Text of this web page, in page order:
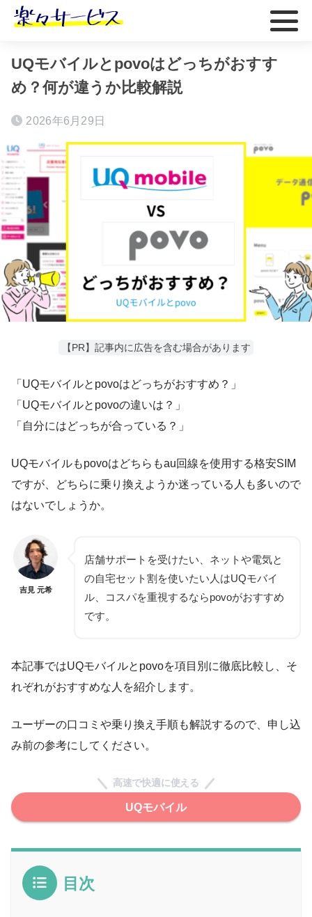
ホーム おすすめ
UQモバイルとpovoはどっちがおすす
め？何が違うか比較解説
2026年6月29日
【PR】記事内に広告を含む場合があります
「UQモバイルとpovoはどっちがおすすめ？」
「UQモバイルとpovoの違いは？」
「自分にはどっちが合っている？」
UQモバイルもpovoはどちらもau回線を使用する格安SIM
ですが、どちらに乗り換えようか迷っている人も多いので
はないでしょうか。
吉見 元希
店舗サポートを受けたい、ネットや電気と
の自宅セット割を使いたい人はUQモバイ
ル、コスパを重視するならpovoがおすすめ
です。
本記事ではUQモバイルとpovoを項目別に徹底比較し、そ
れぞれがおすすめな人を紹介します。
ユーザーの口コミや乗り換え手順も解説するので、申し込
み前の参考にしてください。
高速で快適に使える
UQモバイル
目次